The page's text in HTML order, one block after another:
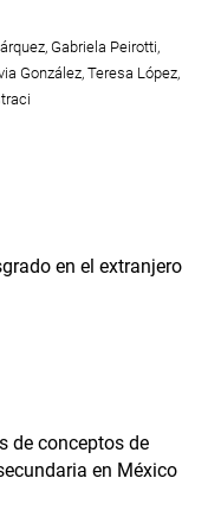
Gabriela Peirotti,
González, Teresa López,
en el extranjero
de conceptos de
en México